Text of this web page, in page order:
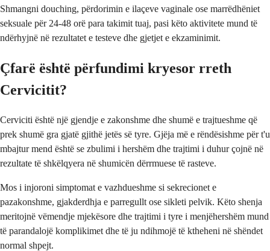
Shmangni douching, përdorimin e ilaçeve vaginale ose marrëdhëniet
seksuale për 24-48 orë para takimit tuaj, pasi këto aktivitete mund të
ndërhyjnë në rezultatet e testeve dhe gjetjet e ekzaminimit.
Çfarë është përfundimi kryesor rreth
Cervicitit?
Cerviciti është një gjendje e zakonshme dhe shumë e trajtueshme që
prek shumë gra gjatë gjithë jetës së tyre. Gjëja më e rëndësishme për t'u
mbajtur mend është se zbulimi i hershëm dhe trajtimi i duhur çojnë në
rezultate të shkëlqyera në shumicën dërrmuese të rasteve.
Mos i injoroni simptomat e vazhdueshme si sekrecionet e
pazakonshme, gjakderdhja e parregullt ose sikleti pelvik. Këto shenja
meritojnë vëmendje mjekësore dhe trajtimi i tyre i menjëhershëm mund
të parandalojë komplikimet dhe të ju ndihmojë të ktheheni në shëndet
normal shpejt.